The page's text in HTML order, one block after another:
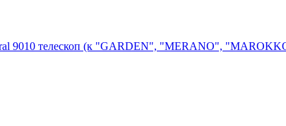
9010 телескоп (к "GARDEN", "MERANO",